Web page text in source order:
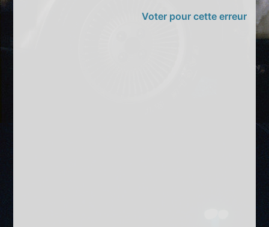
Voter pour cette erreur